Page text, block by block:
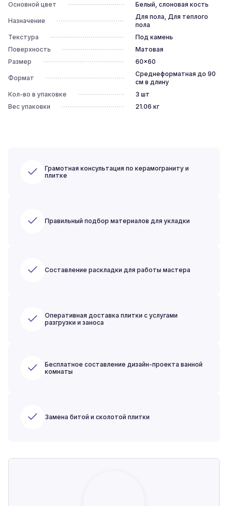
Основной цвет
Белый, слоновая кость
Назначение
Для пола, Для теплого
пола
Текстура
Под камень
Поверхность
Матовая
Размер
60x60
Формат
Среднеформатная до 90
см в длину
Кол-во в упаковке
3 шт
Вес упаковки
21.06 кг
Грамотная консультация по керамограниту и
плитке
Правильный подбор материалов для укладки
Составление раскладки для работы мастера
Оперативная доставка плитки с услугами
разгрузки и заноса
Бесплатное составление дизайн-проекта ванной
комнаты
Замена битой и сколотой плитки